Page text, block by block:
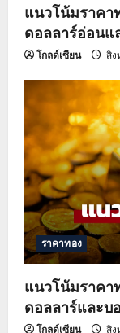
แนวโน้มราคา
ดอลลาร์อ่อนแ
โกลด์เซียน สิง
ราคาทอง
แนวโน้มราคา
ดอลลาร์และบ
โกลด์เซียน สิง